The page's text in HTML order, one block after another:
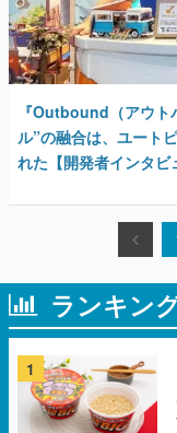
『Outbound（アウト
ル”の融合は、ユート
れた【開発者インタビ
ランキン
1